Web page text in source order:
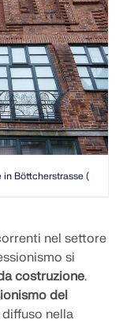
utilizzando
AISC 360,
6 per flussi di
Böttcherstrasse
nel settore
si
costruzione.
del
nella